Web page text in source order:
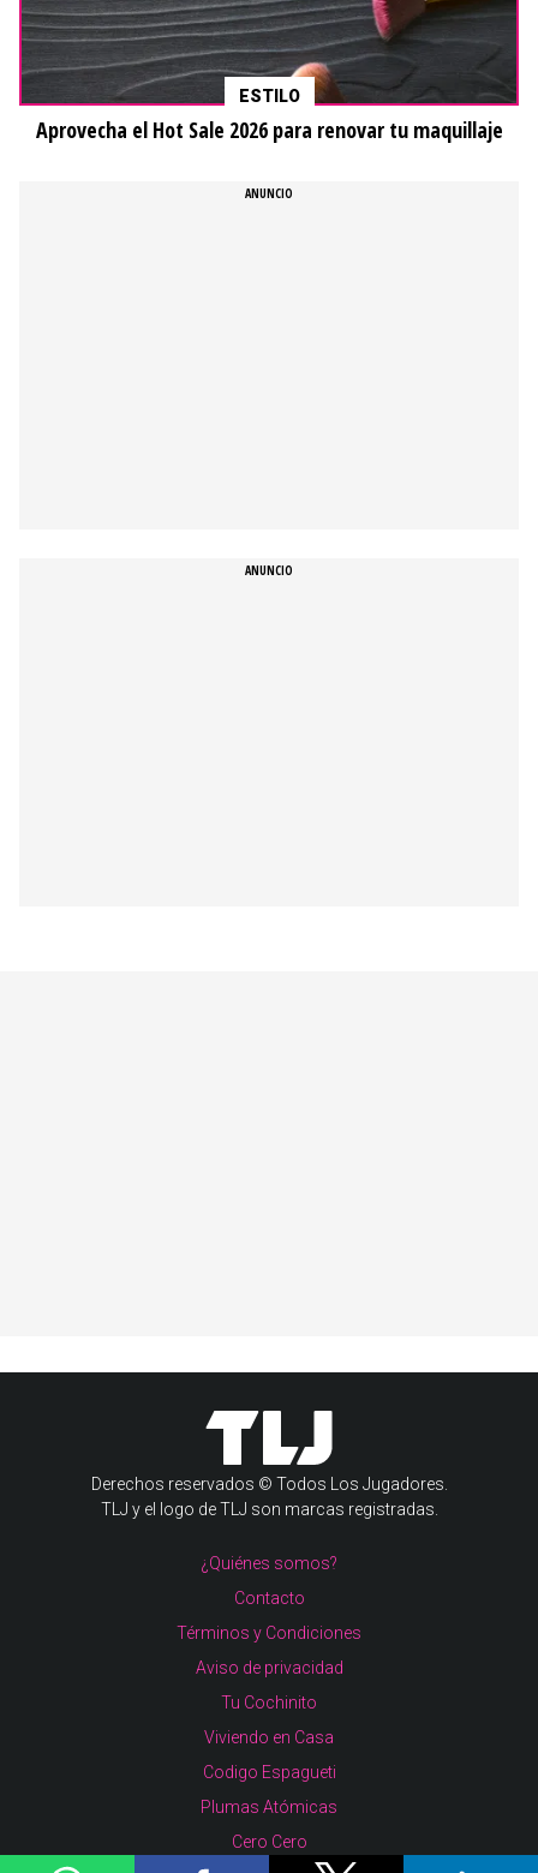
ESTILO
Aprovecha el Hot Sale 2026 para renovar tu maquillaje
Derechos reservados © Todos Los Jugadores.
TLJ y el logo de TLJ son marcas registradas.
¿Quiénes somos?
Contacto
Términos y Condiciones
Aviso de privacidad
Tu Cochinito
Viviendo en Casa
Codigo Espagueti
Plumas Atómicas
Cero Cero